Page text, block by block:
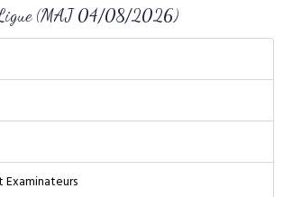
(MAJ 04/08/2026)
Examinateurs